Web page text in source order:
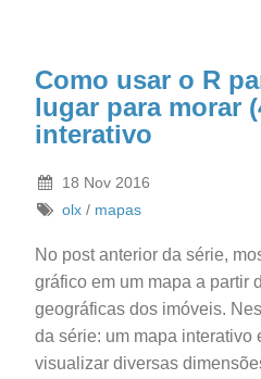
Como usar o R
lugar para morar
interativo
18 Nov 2016
olx / mapas
No post anterior da série,
gráfico em um mapa a partir
geográficas dos imóveis.
da série: um mapa interativo
visualizar diversas